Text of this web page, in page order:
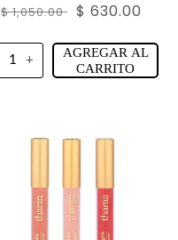
Precio
$ 1,050.00 Precio
oferta
$ 630.00
+
AGREGAR AL
CARRITO